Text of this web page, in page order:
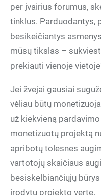
per įvairius forumus,
tinklus. Parduodantys,
besikeičiantys
mūsų tikslas –
prekiauti vienoje
Jei žvejai gausiai
vėliau būtų
už kiekvieną
monetizuotų projektą
apribotų tolesnes
vartotojų skaičiaus
besiskelbiančiųjų
įrodytų projekto vertę.